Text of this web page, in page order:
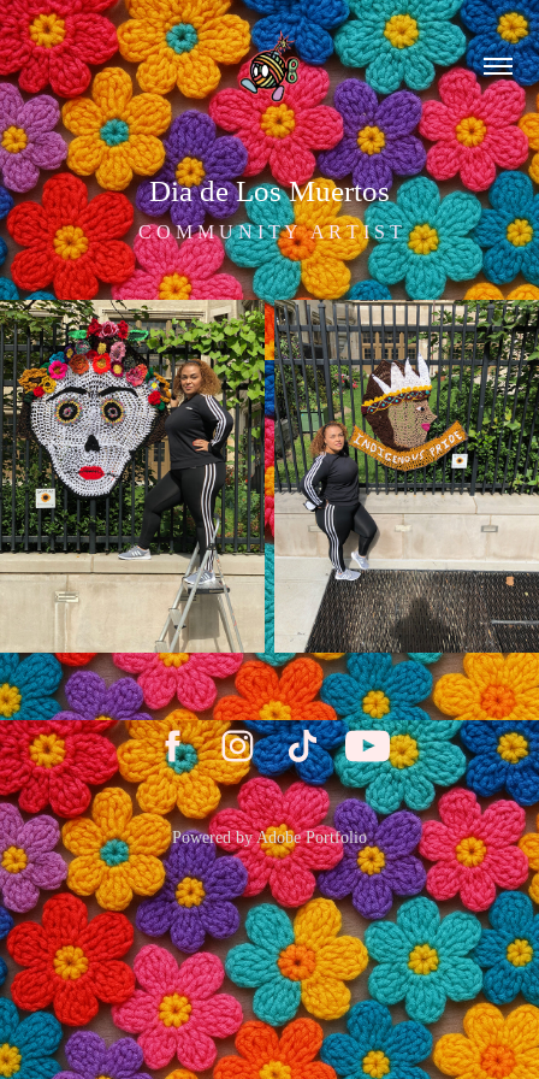
Dia de Los Muertos
C O M M U N I T Y   A R T I S T
Powered byAdobe Portfolio